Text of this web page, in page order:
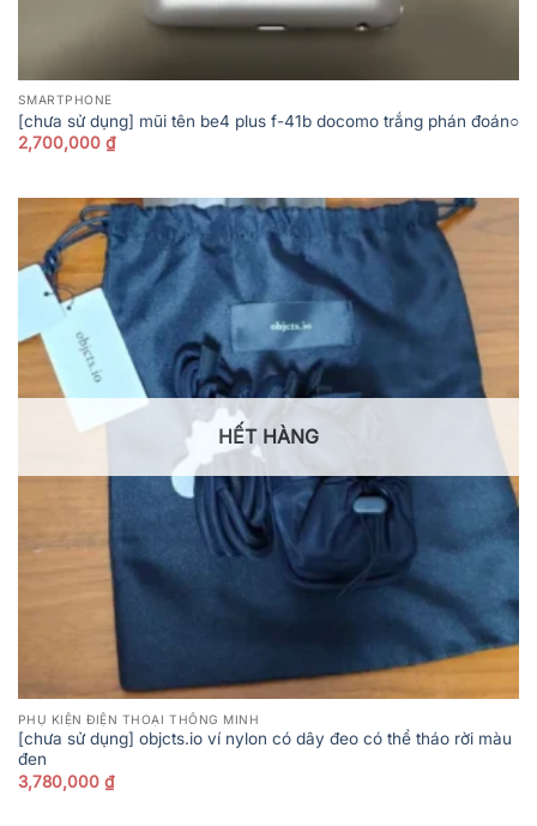
SMARTPHONE
[chưa sử dụng] mũi tên be4 plus f-41b docomo trắng phán đoán○
2,700,000 ₫
HẾT HÀNG
PHỤ KIỆN ĐIỆN THOẠI THÔNG MINH
[chưa sử dụng] objcts.io ví nylon có dây đeo có thể tháo rời màu
đen
3,780,000 ₫